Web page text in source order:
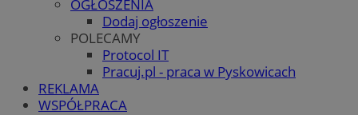
OGŁOSZENIA
Dodaj ogłoszenie
POLECAMY
Protocol IT
Pracuj.pl - praca w Pyskowicach
REKLAMA
WSPÓŁPRACA